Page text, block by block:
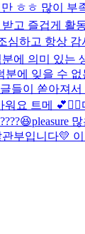
ㅎㅎ 많이 부
고 즐겁게 활
하고 항상
분에 의미 있는
에 잊을 수
들이 쏟아져
요 트메 💕✌🏻
pleasure
부입니다💛